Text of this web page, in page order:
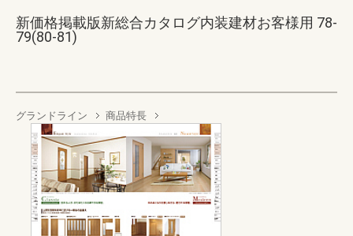
新価格掲載版新総合カタログ内装建材お客様用 78-
79(80-81)
グランドライン 商品特長